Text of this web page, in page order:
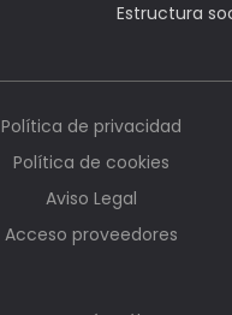
Estructura
Política de privacidad
Política de cookies
Aviso Legal
Acceso proveedores